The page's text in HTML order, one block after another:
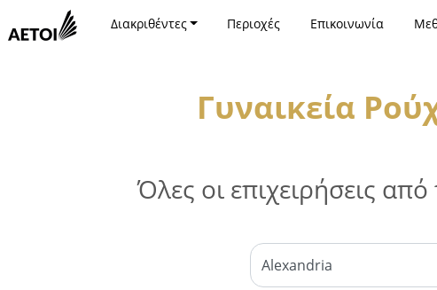
Διακριθέντες Περιοχές Επικοινωνία
Γυναικεία
Όλες οι επιχειρήσεις